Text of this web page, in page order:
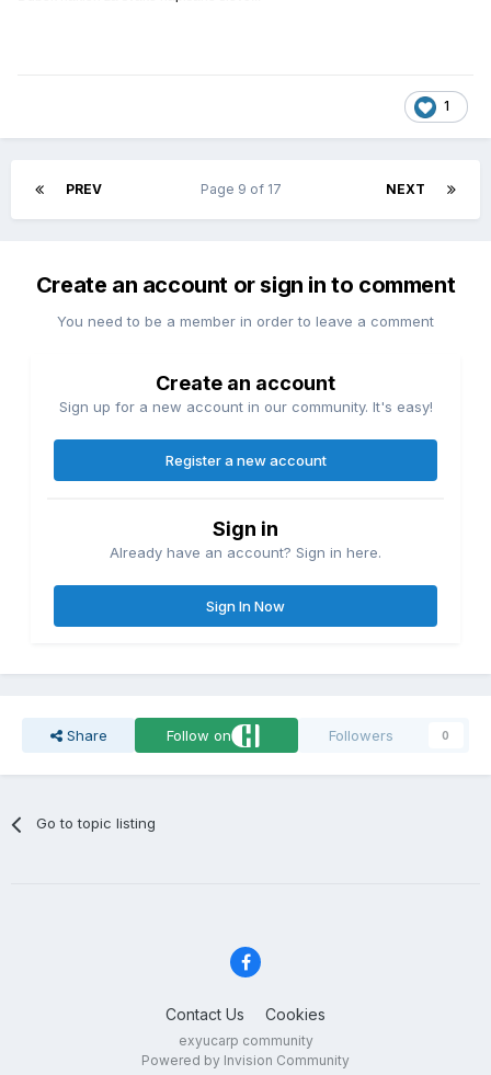
1
PREV NEXT
Page 9 of 17
Create an account or sign in to comment
You need to be a member in order to leave a comment
Create an account
Sign up for a new account in our community. It's easy!
Register a new account
Sign in
Already have an account? Sign in here.
Sign In Now
Share Follow on Followers 0
Go to topic listing
Contact Us Cookies
exyucarp community
Powered by Invision Community